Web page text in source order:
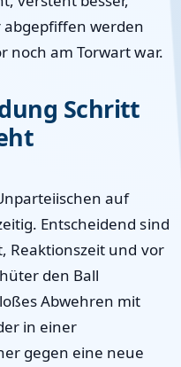
werden
noch am Torwart war.
Schritt
auf
Entscheidend sind
Reaktionszeit und vor
den Ball
Abwehren mit
in einer
gegen eine neue